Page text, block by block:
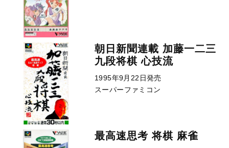
朝日新聞連載 加藤一二三
九段将棋 心技流
1995年9月22日発売
スーパーファミコン
最高速思考 将棋 麻雀